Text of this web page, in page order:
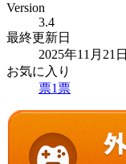
Version
3.4
最終更新日
2025年11月21日
お気に入り
票1 票